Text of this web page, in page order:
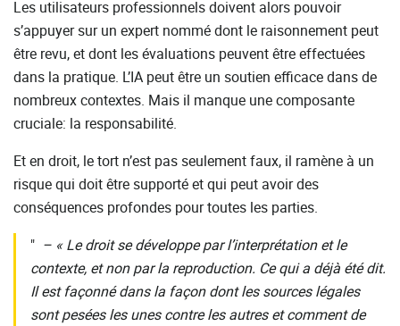
Les utilisateurs professionnels doivent alors pouvoir
s’appuyer sur un expert nommé dont le raisonnement peut
être revu, et dont les évaluations peuvent être effectuées
dans la pratique. L’IA peut être un soutien efficace dans de
nombreux contextes. Mais il manque une composante
cruciale: la responsabilité.
Et en droit, le tort n’est pas seulement faux, il ramène à un
risque qui doit être supporté et qui peut avoir des
conséquences profondes pour toutes les parties.
– « Le droit se développe par l’interprétation et le
contexte, et non par la reproduction. Ce qui a déjà été dit.
Il est façonné dans la façon dont les sources légales
sont pesées les unes contre les autres et comment de